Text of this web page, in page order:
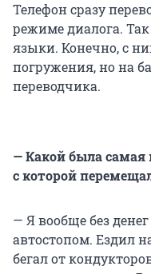
Телефон сразу
режиме диалога.
языки. Конечно, с
погружения, но на
переводчика.
— Какой была
с которой
— Я вообще без
автостопом. Ездил
бегал от